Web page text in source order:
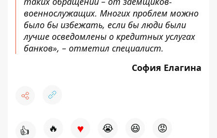
военнослужащих. Многих проблем можно
было бы избежать, если бы люди были
лучше осведомлены о кредитных услугах
банков», – отметил специалист.
София Елагина
👍 🔥 ♥ 😭 😆 😡